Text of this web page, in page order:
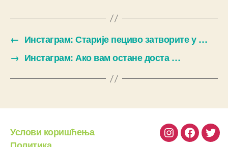
← Инстаграм: Старије пециво затворите у …
→ Инстаграм: Ако вам остане доста …
Услови коришћења
Instagram
Facebook